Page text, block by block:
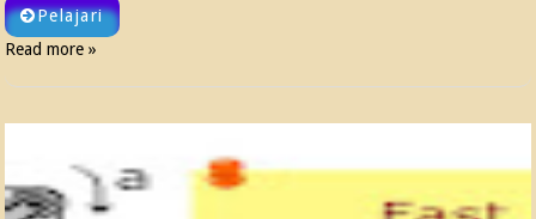
Pelajari
Read more »